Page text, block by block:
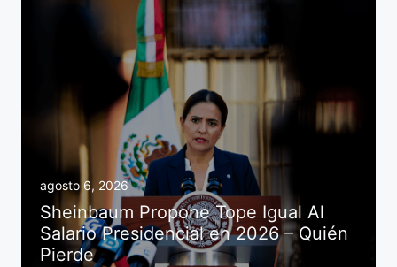
agosto 6, 2026
Sheinbaum Propone Tope Igual Al
Salario Presidencial en 2026 – Quién
Pierde